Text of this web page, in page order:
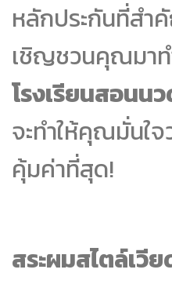
หลักประกันที่สำ
เชิญชวนคุณมา
โรงเรียนสอน
จะทำให้คุณมั่นใ
คุ้มค่าที่สุด!
สระผมสไตล์เวี